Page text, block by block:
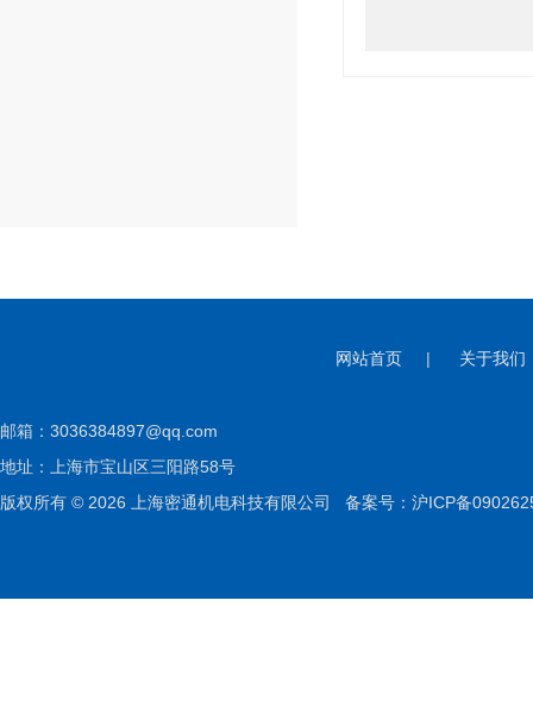
网站首页 | 关于我们
邮箱： 3036384897@qq.com
地址：上海市宝山区三阳路58号
版权所有 © 2026 上海密通机电科技有限公司 备案号：沪ICP备